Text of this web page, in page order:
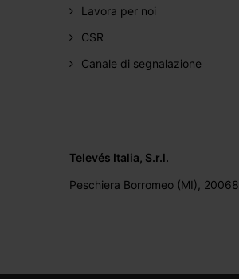
Lavora per noi
CSR
Canale di segnalazione
Televés Italia, S.r.l.
Peschiera Borromeo (MI), 20068